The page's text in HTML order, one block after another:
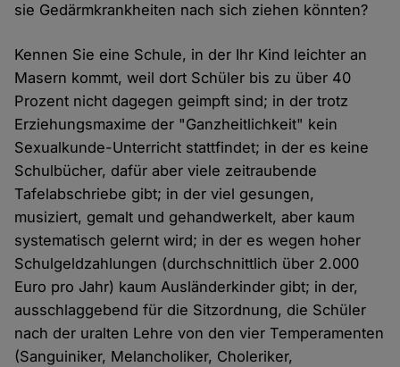
sie Gedärmkrankheiten nach sich ziehen könnten?
Kennen Sie eine Schule, in der Ihr Kind leichter an
Masern kommt, weil dort Schüler bis zu über 40
Prozent nicht dagegen geimpft sind; in der trotz
Erziehungsmaxime der "Ganzheitlichkeit" kein
Sexualkunde-Unterricht stattfindet; in der es keine
Schulbücher, dafür aber viele zeitraubende
Tafelabschriebe gibt; in der viel gesungen,
musiziert, gemalt und gehandwerkelt, aber kaum
systematisch gelernt wird; in der es wegen hoher
Schulgeldzahlungen (durchschnittlich über 2.000
Euro pro Jahr) kaum Ausländerkinder gibt; in der,
ausschlaggebend für die Sitzordnung, die Schüler
nach der uralten Lehre von den vier Temperamenten
(Sanguiniker, Melancholiker, Choleriker,